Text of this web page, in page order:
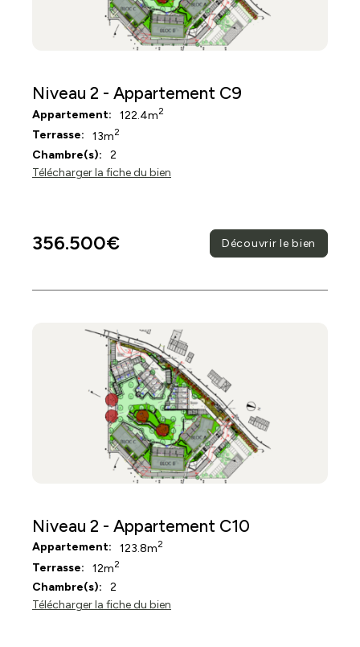
Niveau 2 - Appartement C9
Appartement: 122.4m2
Terrasse: 13m2
Chambre(s):
2
Télécharger la fiche du bien
356.500€ Découvrir le bien
Niveau 2 - Appartement C10
Appartement: 123.8m2
Terrasse: 12m2
Chambre(s):
2
Télécharger la fiche du bien